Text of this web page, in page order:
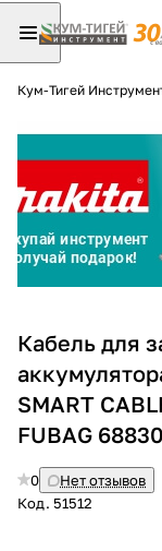
Кум-Тигей
Кабель для
SMART
FUBAG 68830
0
Нет отзывов
Код. 51512
Разбейте
оплату
без
График
Сегодня
25%